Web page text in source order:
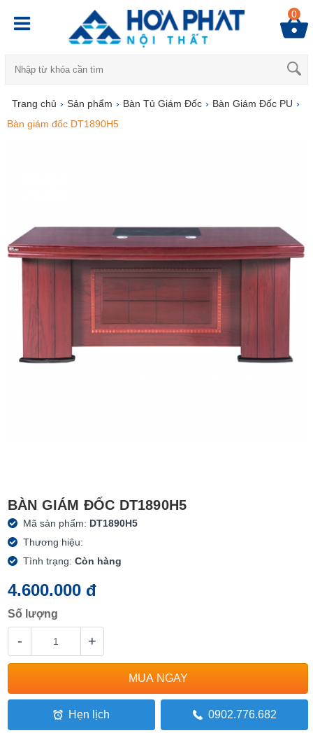
0
Trang chủ › Sản phẩm › Bàn Tủ Giám Đốc › Bàn Giám Đốc PU ›
Bàn giám đốc DT1890H5
BÀN GIÁM ĐỐC DT1890H5
Mã sản phẩm: DT1890H5
Thương hiệu:
Tình trạng:Còn hàng
4.600.000 đ
Số lượng
- +
Hẹn lịch 0902.776.682